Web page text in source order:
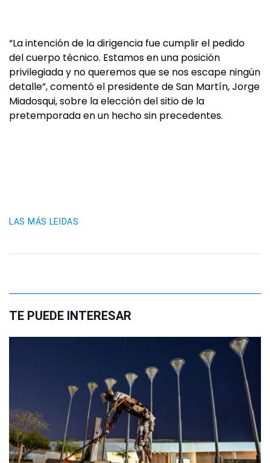
“La intención de la dirigencia fue cumplir el pedido
del cuerpo técnico. Estamos en una posición
privilegiada y no queremos que se nos escape ningún
detalle”, comentó el presidente de San Martín, Jorge
Miadosqui, sobre la elección del sitio de la
pretemporada en un hecho sin precedentes.
LAS MÁS LEIDAS
TE PUEDE INTERESAR